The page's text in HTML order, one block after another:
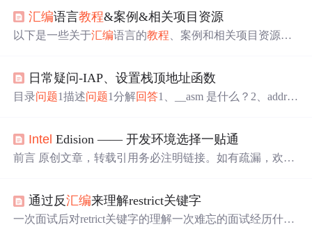
T 汇编 Intel 汇编 常用的汇编
器： MS VC 编译器：只支持
Intel格式 GNU CC 编译器：支持 ATT 格式和Intel 格式，
缀。我们看到指令 push
汇编语言教程&案例&相关项目资源
以下是一些关于汇编语言的教程 、案例和相关项目资源，
源，你可以系统地学习汇编语言的基础知识，并通过实际
项目提升自己的实践能力。这是一本经典的汇编语言教
习者。这是一本深入介绍x86汇编语言的教材，适合有一定
编程基础的学习者。GitHub 上有许多开源的汇编语言项
目，可以参考和学习。
日常疑问-IAP、设置栈顶地址函数
目录问题1描述问题1分解回答1、__asm 是什么？2、addr为
是什么作用？5、BX r14 这条汇编语句是什么作用？
描述 问题2分解 回答1、这种汇编语法是什么？2、"MSR ms
栈顶地址函数，不是很理解这个函数，所以先记
Intel Edision —— 开发环境选择一贴通
前言 原创文章，转载引用务必注明链接。如有疏漏，欢迎
E）选择界面，面对其提供的诸多工具，相信大家都会有
个疑问，每种工具之间有何不同？哪一个更适合我呢？本
通过反汇编来理解restrict关键字
一次面试后对retrict关键字的理解一次难忘的面试经历什么